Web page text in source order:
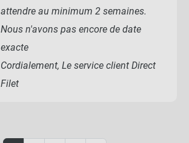
attendre au minimum 2 semaines.
Nous n'avons pas encore de date
exacte
Cordialement, Le service client Direct
Filet